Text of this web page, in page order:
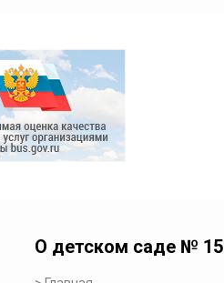
О детском саде № 15